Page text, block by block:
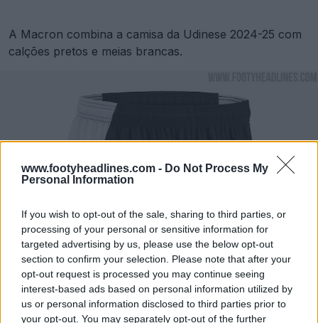
www.footyheadlines.com - Do Not Process My
Personal Information
If you wish to opt-out of the sale, sharing to third parties, or
processing of your personal or sensitive information for
targeted advertising by us, please use the below opt-out
section to confirm your selection. Please note that after your
opt-out request is processed you may continue seeing
interest-based ads based on personal information utilized by
us or personal information disclosed to third parties prior to
your opt-out. You may separately opt-out of the further
A Macron combina a camisa da Udinese 2024-25 com
calções pretos e meias brancas.